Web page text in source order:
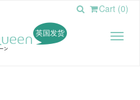
Cart (0)
英国发货